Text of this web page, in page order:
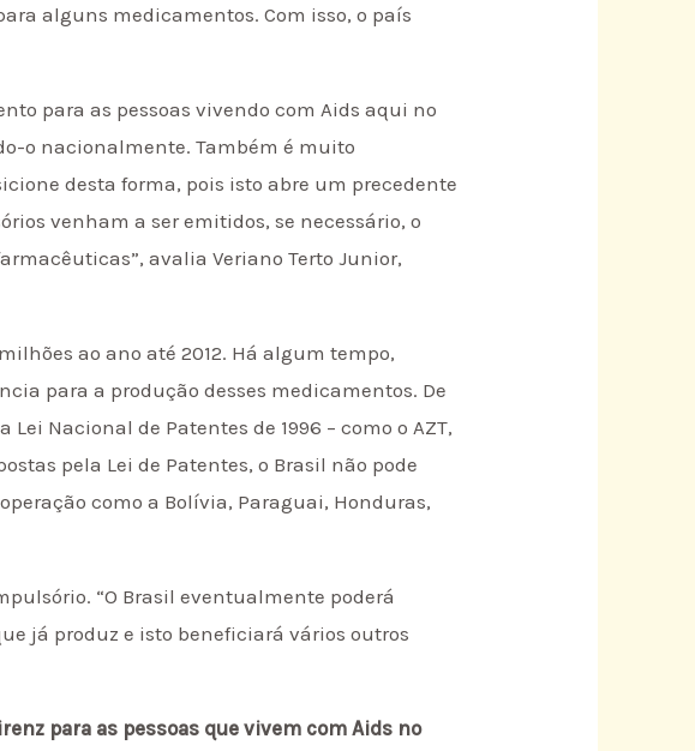
alguns medicamentos. Com isso, o país
para as pessoas vivendo com Aids aqui no
o nacionalmente. Também é muito
desta forma, pois isto abre um precedente
venham a ser emitidos, se necessário, o
avalia Veriano Terto Junior,
ao ano até 2012. Há algum tempo,
para a produção desses medicamentos. De
Nacional de Patentes de 1996 – como o AZT,
pela Lei de Patentes, o Brasil não pode
como a Bolívia, Paraguai, Honduras,
“O Brasil eventualmente poderá
já produz e isto beneficiará vários outros
para as pessoas que vivem com Aids no